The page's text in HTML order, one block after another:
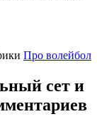
Про волейбол
сет и